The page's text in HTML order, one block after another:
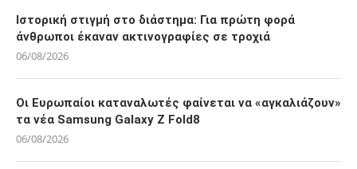
Ιστορική στιγμή στο διάστημα: Για πρώτη φορά
άνθρωποι έκαναν ακτινογραφίες σε τροχιά
06/08/2026
Οι Ευρωπαίοι καταναλωτές φαίνεται να «αγκαλιάζουν»
τα νέα Samsung Galaxy Z Fold8
06/08/2026